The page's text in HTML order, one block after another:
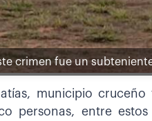
crimen fue un
municipio cruceño
personas, entre